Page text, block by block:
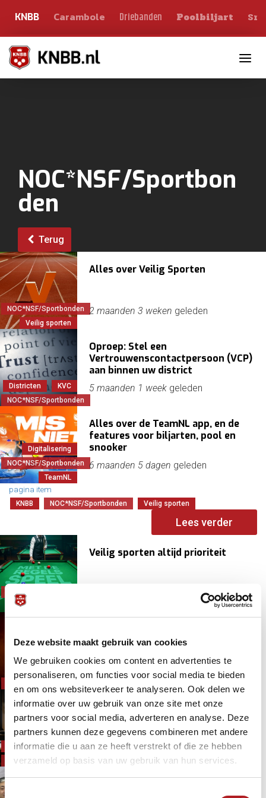
Deze website maakt gebruik van cookies
We gebruiken cookies om content en advertenties te
personaliseren, om functies voor social media te bieden
en om ons websiteverkeer te analyseren. Ook delen we
informatie over uw gebruik van onze site met onze
partners voor social media, adverteren en analyse. Deze
partners kunnen deze gegevens combineren met andere
informatie die u aan ze heeft verstrekt of die ze hebben
verzameld op basis van uw gebruik van hun services.
Toestemmingsselectie
KNBB Carambole Driebanden Poolbiljart
NOC*NSF/Sportbon
den
Terug
NOC*NSF/Sportbonden
Veilig sporten
Alles over Veilig Sporten
2 maanden 3 weken geleden
Districten
KVC
NOC*NSF/Sportbonden
Oproep: Stel een
Vertrouwenscontactpersoon (VCP)
aan binnen uw district
5 maanden 1 week geleden
Digitalisering
NOC*NSF/Sportbonden
TeamNL
Alles over de TeamNL app, en de
features voor biljarten, pool en
snooker
6 maanden 5 dagen geleden
pagina item
KNBB NOC*NSF/Sportbonden Veilig sporten
Lees verder
NOC*NSF/Sportbonden
Veilig sporten
Veilig sporten altijd prioriteit
geleden
Karina Jetten
1 jaar 4 dagengeleden
Financieel
Lotto/NLO/Staatsloterij
NOC*NSF/Sportbonden
Afdracht Nederlandse Loterij 2024
1 jaar 2 maandengeleden